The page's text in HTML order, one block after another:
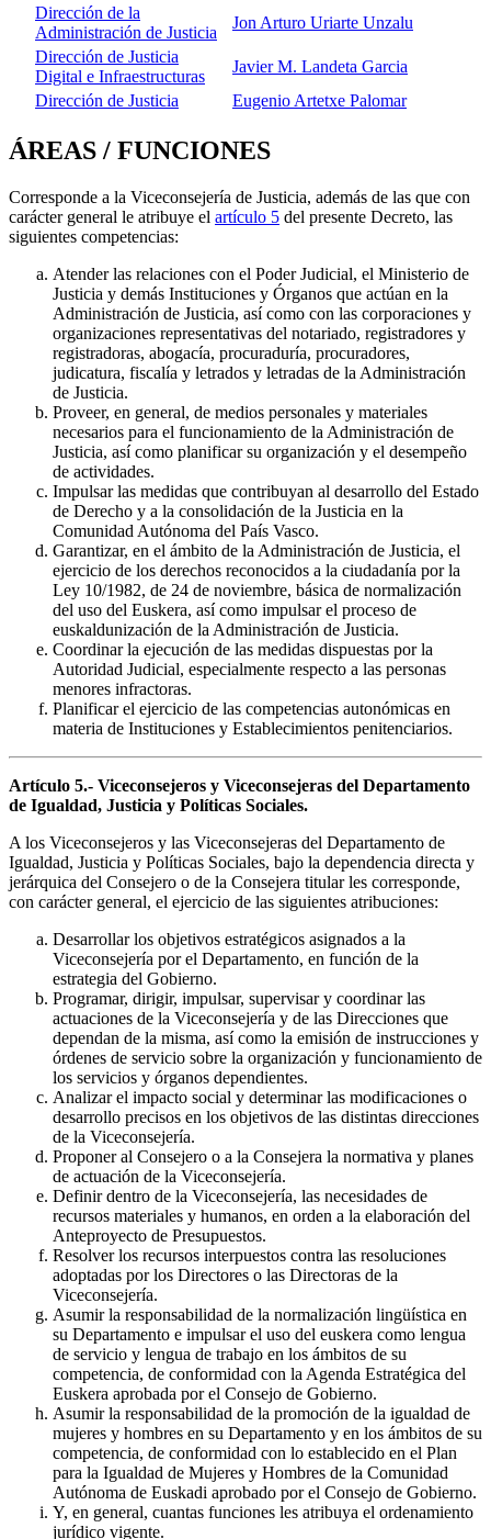
Dirección de la
Administración de Justicia
Jon Arturo Uriarte Unzalu
Dirección de Justicia
Digital e Infraestructuras
Javier M. Landeta Garcia
Dirección de Justicia
Eugenio Artetxe Palomar
ÁREAS / FUNCIONES
Corresponde a la Viceconsejería de Justicia, además de las que con
carácter general le atribuye el artículo 5 del presente Decreto, las
siguientes competencias:
Atender las relaciones con el Poder Judicial, el Ministerio de
Justicia y demás Instituciones y Órganos que actúan en la
Administración de Justicia, así como con las corporaciones y
organizaciones representativas del notariado, registradores y
registradoras, abogacía, procuraduría, procuradores,
judicatura, fiscalía y letrados y letradas de la Administración
de Justicia.
Proveer, en general, de medios personales y materiales
necesarios para el funcionamiento de la Administración de
Justicia, así como planificar su organización y el desempeño
de actividades.
Impulsar las medidas que contribuyan al desarrollo del Estado
de Derecho y a la consolidación de la Justicia en la
Comunidad Autónoma del País Vasco.
Garantizar, en el ámbito de la Administración de Justicia, el
ejercicio de los derechos reconocidos a la ciudadanía por la
Ley 10/1982, de 24 de noviembre, básica de normalización
del uso del Euskera, así como impulsar el proceso de
euskaldunización de la Administración de Justicia.
Coordinar la ejecución de las medidas dispuestas por la
Autoridad Judicial, especialmente respecto a las personas
menores infractoras.
Planificar el ejercicio de las competencias autonómicas en
materia de Instituciones y Establecimientos penitenciarios.
Artículo 5.- Viceconsejeros y Viceconsejeras del Departamento
de Igualdad, Justicia y Políticas Sociales.
A los Viceconsejeros y las Viceconsejeras del Departamento de
Igualdad, Justicia y Políticas Sociales, bajo la dependencia directa y
jerárquica del Consejero o de la Consejera titular les corresponde,
con carácter general, el ejercicio de las siguientes atribuciones:
Desarrollar los objetivos estratégicos asignados a la
Viceconsejería por el Departamento, en función de la
estrategia del Gobierno.
Programar, dirigir, impulsar, supervisar y coordinar las
actuaciones de la Viceconsejería y de las Direcciones que
dependan de la misma, así como la emisión de instrucciones y
órdenes de servicio sobre la organización y funcionamiento de
los servicios y órganos dependientes.
Analizar el impacto social y determinar las modificaciones o
desarrollo precisos en los objetivos de las distintas direcciones
de la Viceconsejería.
Proponer al Consejero o a la Consejera la normativa y planes
de actuación de la Viceconsejería.
Definir dentro de la Viceconsejería, las necesidades de
recursos materiales y humanos, en orden a la elaboración del
Anteproyecto de Presupuestos.
Resolver los recursos interpuestos contra las resoluciones
adoptadas por los Directores o las Directoras de la
Viceconsejería.
Asumir la responsabilidad de la normalización lingüística en
su Departamento e impulsar el uso del euskera como lengua
de servicio y lengua de trabajo en los ámbitos de su
competencia, de conformidad con la Agenda Estratégica del
Euskera aprobada por el Consejo de Gobierno.
Asumir la responsabilidad de la promoción de la igualdad de
mujeres y hombres en su Departamento y en los ámbitos de su
competencia, de conformidad con lo establecido en el Plan
para la Igualdad de Mujeres y Hombres de la Comunidad
Autónoma de Euskadi aprobado por el Consejo de Gobierno.
Y, en general, cuantas funciones les atribuya el ordenamiento
jurídico vigente.